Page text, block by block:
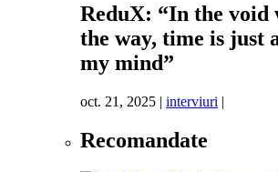
ReduX: “In the void
the way, time is just
my mind”
oct. 21, 2025 | interviuri |
Recomandate